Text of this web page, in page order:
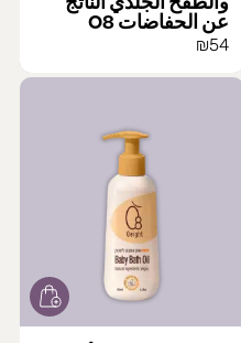
صفحة
المنتج
عن الحفاضات O8
₪54